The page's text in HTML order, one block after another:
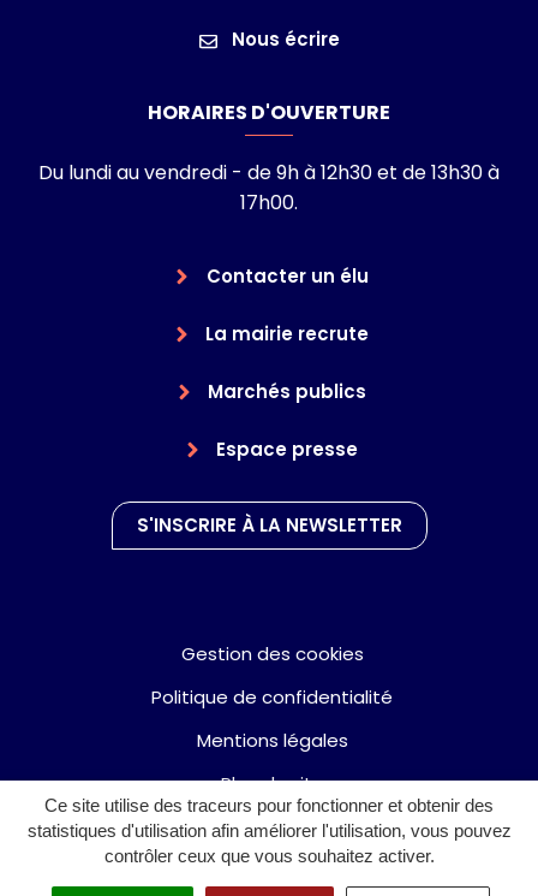
Ce site utilise des traceurs pour fonctionner et obtenir des
statistiques d'utilisation afin améliorer l'utilisation, vous pouvez
contrôler ceux que vous souhaitez activer.
Nous écrire
HORAIRES D'OUVERTURE
Du lundi au vendredi - de 9h à 12h30 et de 13h30 à
17h00.
Contacter un élu
La mairie recrute
Marchés publics
Espace presse
S'INSCRIRE À LA NEWSLETTER
Gestion des cookies
Politique de confidentialité
Mentions légales
Plan du site
Accessibilité : partiellement conforme